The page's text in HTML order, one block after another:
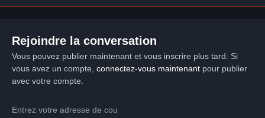
Rejoindre la conversation
Vous pouvez publier maintenant et vous inscrire plus tard. Si
vous avez un compte, connectez-vous maintenantpour publier
avec votre compte.